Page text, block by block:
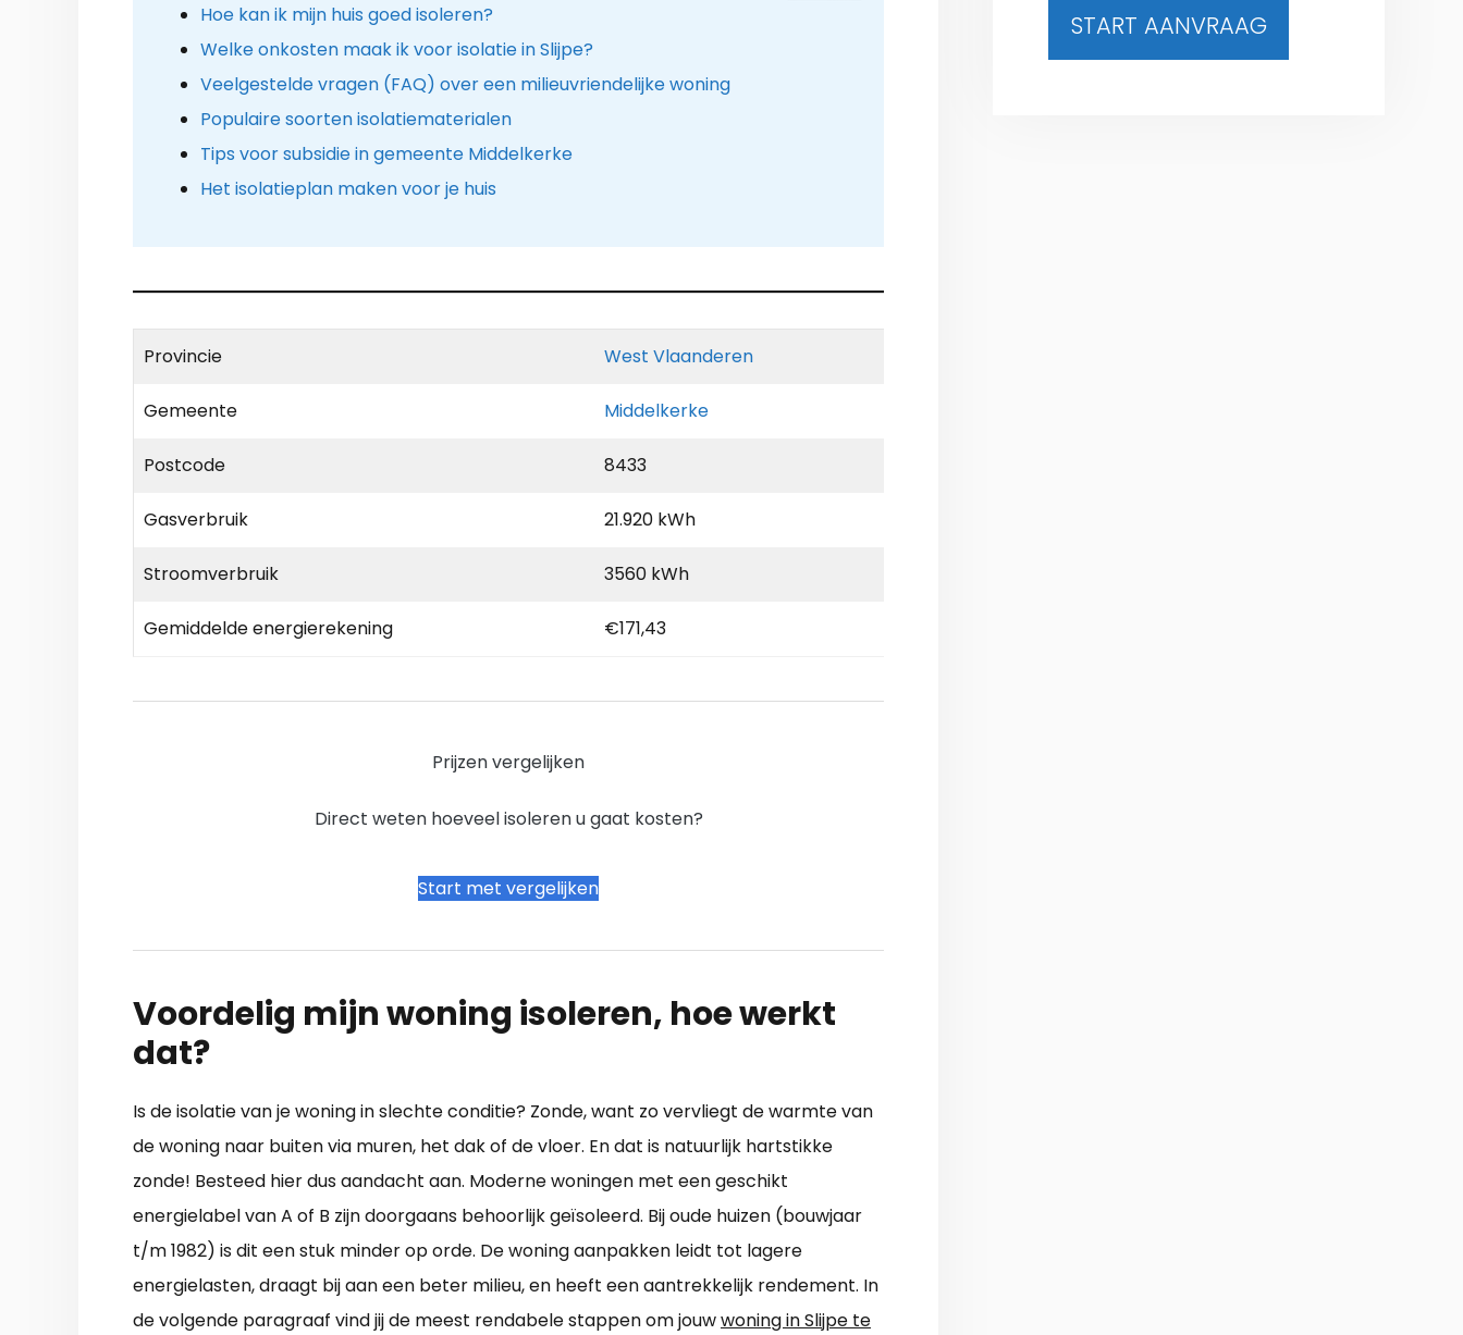
Hoe kan ik mijn huis goed isoleren?
Welke onkosten maak ik voor isolatie in Slijpe?
Veelgestelde vragen (FAQ) over een milieuvriendelijke woning
Populaire soorten isolatiematerialen
Tips voor subsidie in gemeente Middelkerke
Het isolatieplan maken voor je huis
Provincie West Vlaanderen
Gemeente Middelkerke
Postcode 8433
Gasverbruik 21.920 kWh
Stroomverbruik 3560 kWh
Gemiddelde energierekening €171,43
Prijzen vergelijken
Direct weten hoeveel isoleren u gaat kosten?
Start met vergelijken
Voordelig mijn woning isoleren, hoe werkt
dat?
Is de isolatie van je woning in slechte conditie? Zonde, want zo vervliegt de warmte van
de woning naar buiten via muren, het dak of de vloer. En dat is natuurlijk hartstikke
zonde! Besteed hier dus aandacht aan. Moderne woningen met een geschikt
energielabel van A of B zijn doorgaans behoorlijk geïsoleerd. Bij oude huizen (bouwjaar
t/m 1982) is dit een stuk minder op orde. De woning aanpakken leidt tot lagere
energielasten, draagt bij aan een beter milieu, en heeft een aantrekkelijk rendement. In
de volgende paragraaf vind jij de meest rendabele stappen om jouwwoning in Slijpe te
START AANVRAAG